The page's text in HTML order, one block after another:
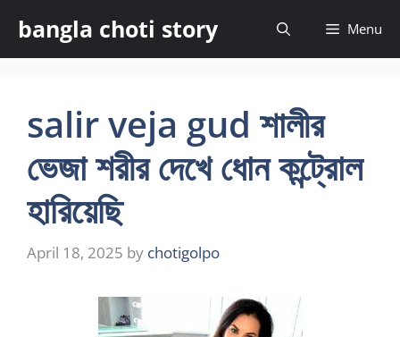
content
bangla choti story Menu
salir veja gud শালীর
ভেজা শরীর দেখে ধোন কন্ট্রোল
হারিয়েছি
April 18, 2025 by chotigolpo